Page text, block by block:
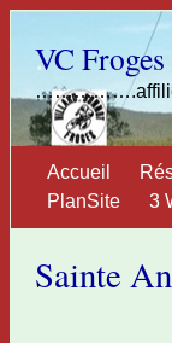
VC
…………….affilié
Accueil
PlanSite
3
Sainte